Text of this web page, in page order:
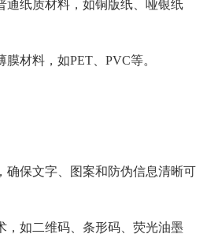
通纸质材料，如铜版纸、哑银纸
膜材料，如PET、PVC等。
确保文字、图案和防伪信息清晰可
，如二维码、条形码、荧光油墨